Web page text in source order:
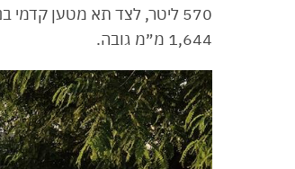
1,644 מ״מ גובה.